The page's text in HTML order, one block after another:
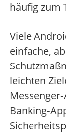
häufig zum
Viele
einfache,
leichten